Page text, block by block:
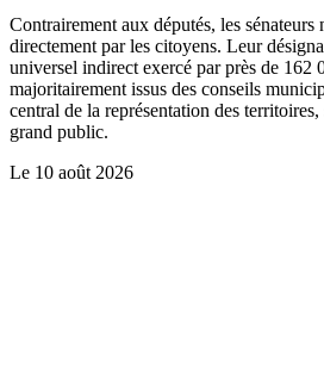
Contrairement aux députés, les sénateurs
directement par les citoyens. Leur
universel indirect exercé par près de 162
majoritairement issus des conseils
central de la représentation des
grand public.
Le 10 août 2026